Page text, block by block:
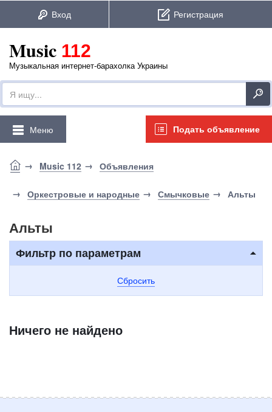
Music 112
Музыкальная интернет-барахолка Украины
Подать объявление
Меню
Music 112 Объявления
Оркестровые и народные Смычковые Альты
Альты
Фильтр по параметрам
Сбросить
Ничего не найдено